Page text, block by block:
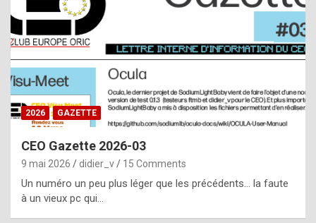
t
a
s
i
e
f
2026 GAZETTE
CEO Gazette 2026-03
9 mai 2026 didier_v 15 Comments
Un numéro un peu plus léger que les précédents… la faute
à un vieux pc qui…